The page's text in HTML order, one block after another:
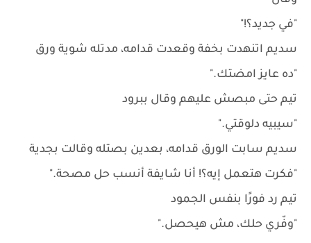
"في جديد؟!"
سديم اتنهدت بخفة وقعدت قدامه، مدتله شوية ورق
"ده عايز امضتك."
تيم حتى مبصش عليهم وقال ببرود
"سيبيه دلوقتي."
سديم سابت الورق قدامه، بعدين بصتله وقالت بجدية
"فكرت هتعمل إيه؟! أنا شايفة أنسب حل مصحة."
تيم رد فورًا بنفس الجمود
"وفّري حلك، مش هيحصل."